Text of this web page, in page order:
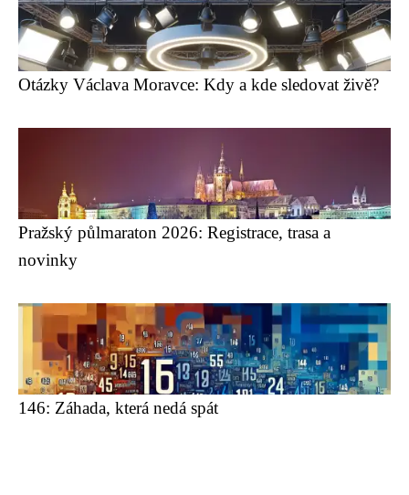
Otázky Václava Moravce: Kdy a kde sledovat živě?
Pražský půlmaraton 2026: Registrace, trasa a
novinky
146: Záhada, která nedá spát